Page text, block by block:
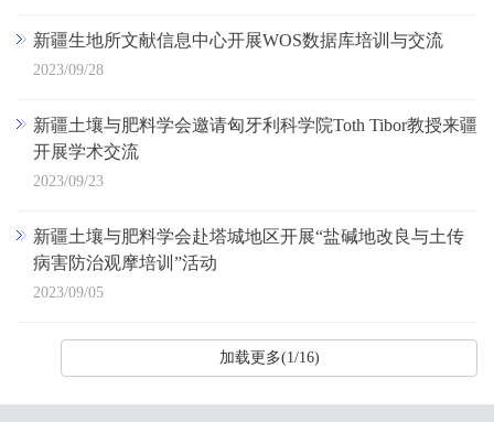
新疆生地所文献信息中心开展WOS数据库培训与交流
2023/09/28
新疆土壤与肥料学会邀请匈牙利科学院Toth Tibor教授来疆
开展学术交流
2023/09/23
新疆土壤与肥料学会赴塔城地区开展“盐碱地改良与土传
病害防治观摩培训”活动
2023/09/05
加载更多(1/16)